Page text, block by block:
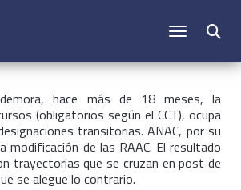
CAMBIAR
hace más de 18 meses, la
(obligatorios según el CCT), ocupa
transitorias. ANAC, por su
modificación de las RAAC. El resultado
trayectorias que se cruzan en post de
se alegue lo contrario.